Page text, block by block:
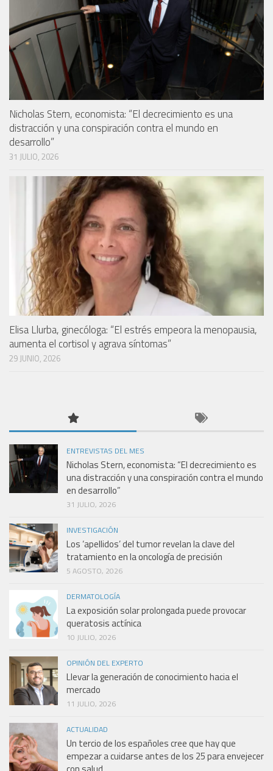
Nicholas Stern, economista: “El decrecimiento es una
distracción y una conspiración contra el mundo en
desarrollo”
31 JULIO, 2026
Elisa Llurba, ginecóloga: “El estrés empeora la menopausia,
aumenta el cortisol y agrava síntomas”
29 JUNIO, 2026
ENTREVISTAS DEL MES
Nicholas Stern, economista: “El decrecimiento es
una distracción y una conspiración contra el mundo
en desarrollo”
31 JULIO, 2026
INVESTIGACIÓN
Los ‘apellidos’ del tumor revelan la clave del
tratamiento en la oncología de precisión
5 AGOSTO, 2026
DERMATOLOGÍA
La exposición solar prolongada puede provocar
queratosis actínica
10 JULIO, 2026
OPINIÓN DEL EXPERTO
Llevar la generación de conocimiento hacia el
mercado
11 JULIO, 2026
ACTUALIDAD
Un tercio de los españoles cree que hay que
empezar a cuidarse antes de los 25 para envejecer